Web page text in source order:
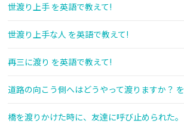
世渡り上手 を英語で教えて!
世渡り上手な人 を英語で教えて!
再三に渡り を英語で教えて!
道路の向こう側へはどうやって渡りますか？
橋を渡りかけた時に、友達に呼び止められた